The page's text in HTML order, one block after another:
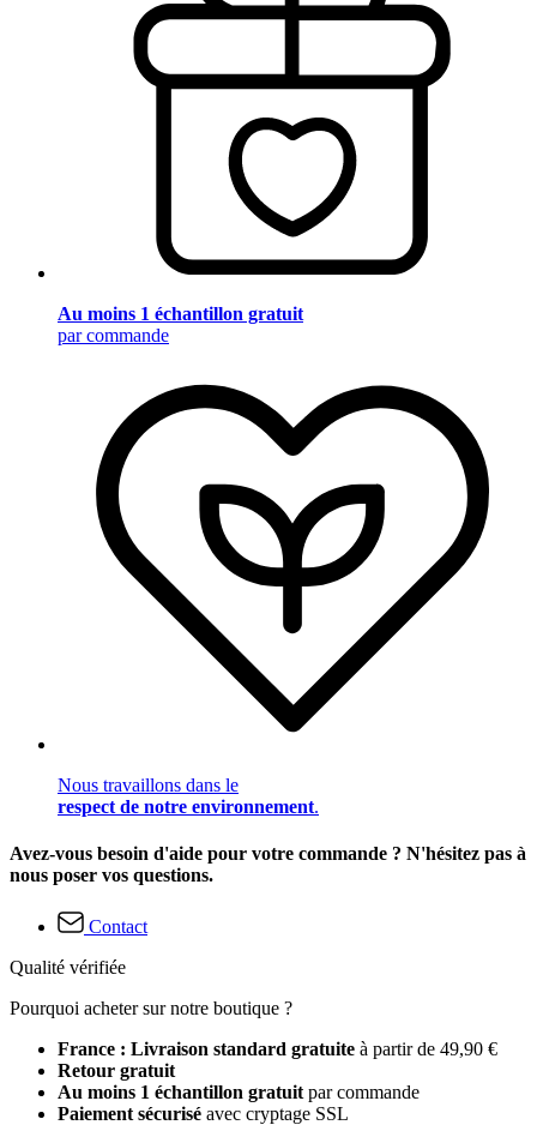
Au moins 1 échantillon gratuit
par commande
Nous travaillons dans le
respect de notre environnement.
Avez-vous besoin d'aide pour votre commande ? N'hésitez pas à
nous poser vos questions.
Contact
Qualité vérifiée
Pourquoi acheter sur notre boutique ?
France : Livraison standard gratuite à partir de 49,90 €
Retour gratuit
Au moins 1 échantillon gratuitpar commande
Paiement sécurisé avec cryptage SSL